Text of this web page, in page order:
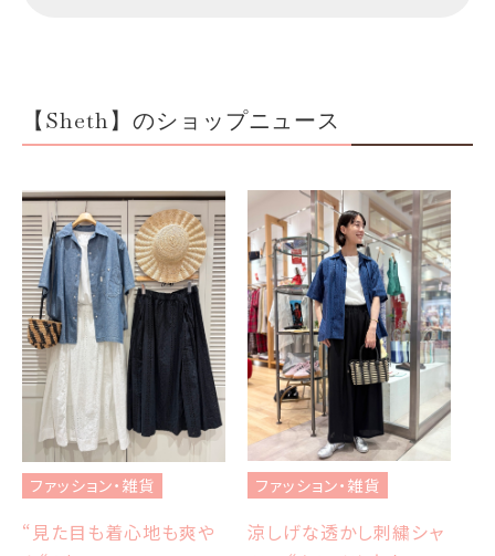
【Sheth】のショップニュース
ファッション・雑貨
“見た目も着心地も爽や
ファッション・雑貨
涼しげな透かし刺繍シャ